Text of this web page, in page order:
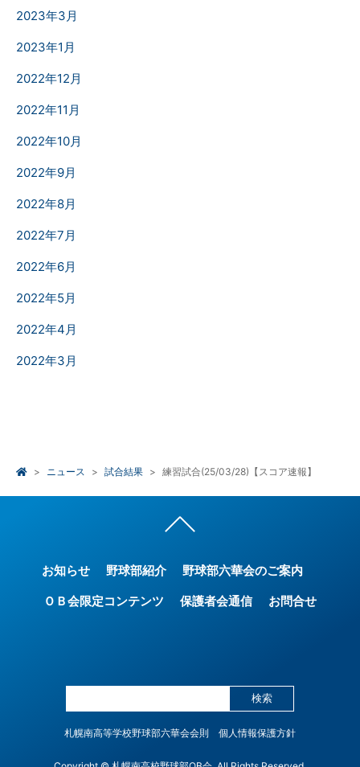
2023年3月
2023年1月
2022年12月
2022年11月
2022年10月
2022年9月
2022年8月
2022年7月
2022年6月
2022年5月
2022年4月
2022年3月
ニュース 試合結果 練習試合(25/03/28)【スコア速報】
お知らせ 野球部紹介 野球部六華会のご案内
ＯＢ会限定コンテンツ 保護者会通信 お問合せ
検索
札幌南高等学校野球部六華会会則 個人情報保護方針